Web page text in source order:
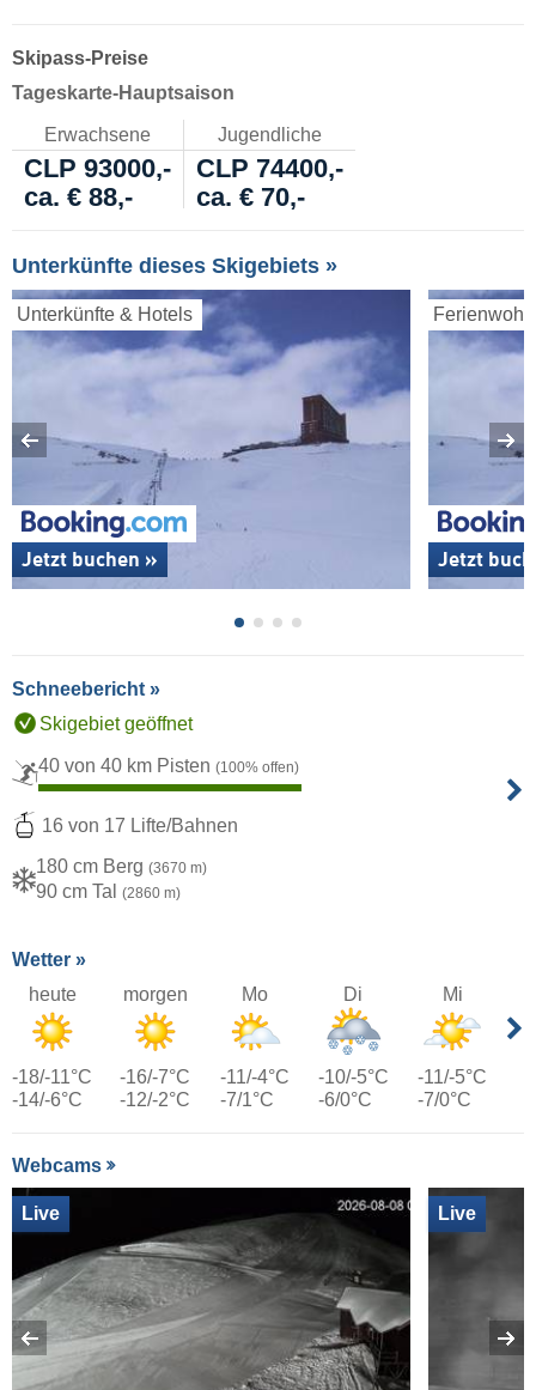
Skipass-Preise
Tageskarte-Hauptsaison
Erwachsene Jugendliche
CLP 93000,-
CLP 74400,-
ca. € 88,-
ca. € 70,-
Unterkünfte dieses Skigebiets »
Unterkünfte & Hotels
Jetzt buchen » Jetzt
Schneebericht »
Skigebiet geöffnet
40 von 40 km Pisten (100% offen)
16 von 17 Lifte/Bahnen
180 cm Berg (3670 m)
90 cm Tal (2860 m)
Wetter »
heute
-18/-11°C
-14/-6°C
morgen
-16/-7°C
-12/-2°C
Mo
-11/-4°C
-7/1°C
Di
-10/-5°C
-6/0°C
Mi
-11/-5°C
-7/0°C
Webcams
Live Live